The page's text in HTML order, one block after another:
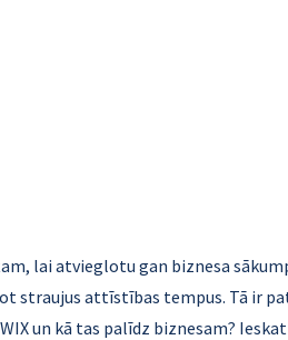
lai atvieglotu gan biznesa
straujus attīstības tempus. Tā ir
un kā tas palīdz biznesam?